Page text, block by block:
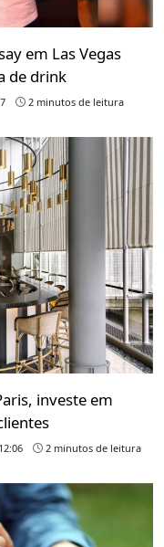
em Las Vegas
de drink
2 minutos de leitura
investe em
2 minutos de leitura